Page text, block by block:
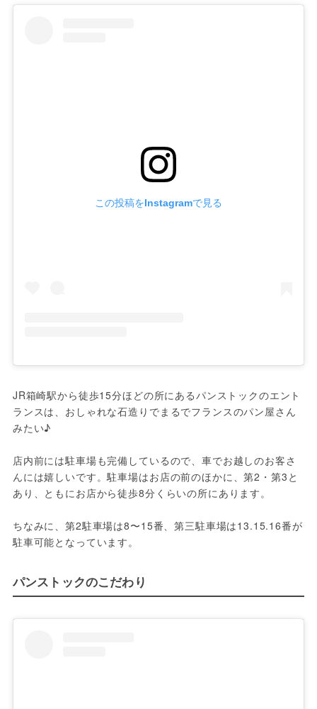
この投稿をInstagramで見る
JR箱崎駅から徒歩15分ほどの所にあるパンストックのエント
ランスは、おしゃれな石造りでまるでフランスのパン屋さん
みたい♪
店内前には駐車場も完備しているので、車でお越しのお客さ
んには嬉しいです。駐車場はお店の前のほかに、第2・第3と
あり、ともにお店から徒歩8分くらいの所にあります。
ちなみに、第2駐車場は8〜15番、第三駐車場は13.15.16番が
駐車可能となっています。
パンストックのこだわり